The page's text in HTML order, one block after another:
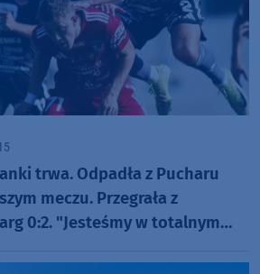
trwa. Odpadła z Pucharu
meczu. Przegrała z
0:2. "Jesteśmy w totalnym